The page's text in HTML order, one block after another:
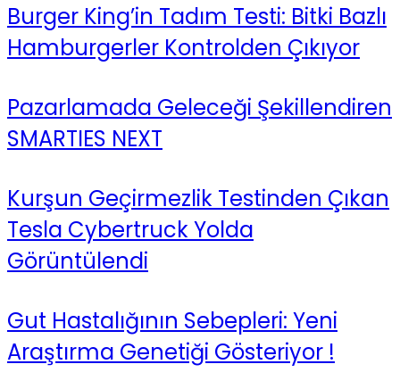
Burger King’in Tadım Testi: Bitki Bazlı
Hamburgerler Kontrolden Çıkıyor
Pazarlamada Geleceği Şekillendiren
SMARTIES NEXT
Kurşun Geçirmezlik Testinden Çıkan
Tesla Cybertruck Yolda
Görüntülendi
Gut Hastalığının Sebepleri: Yeni
Araştırma Genetiği Gösteriyor !